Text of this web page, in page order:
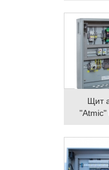
Щит
"Atmic"